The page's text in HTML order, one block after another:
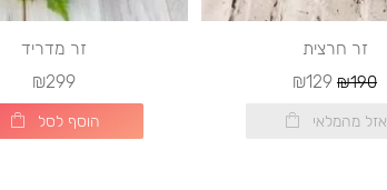
זר חרצית
₪190
₪129
אזל מהמלאי
זר מדריד
₪299
הוסף לסל